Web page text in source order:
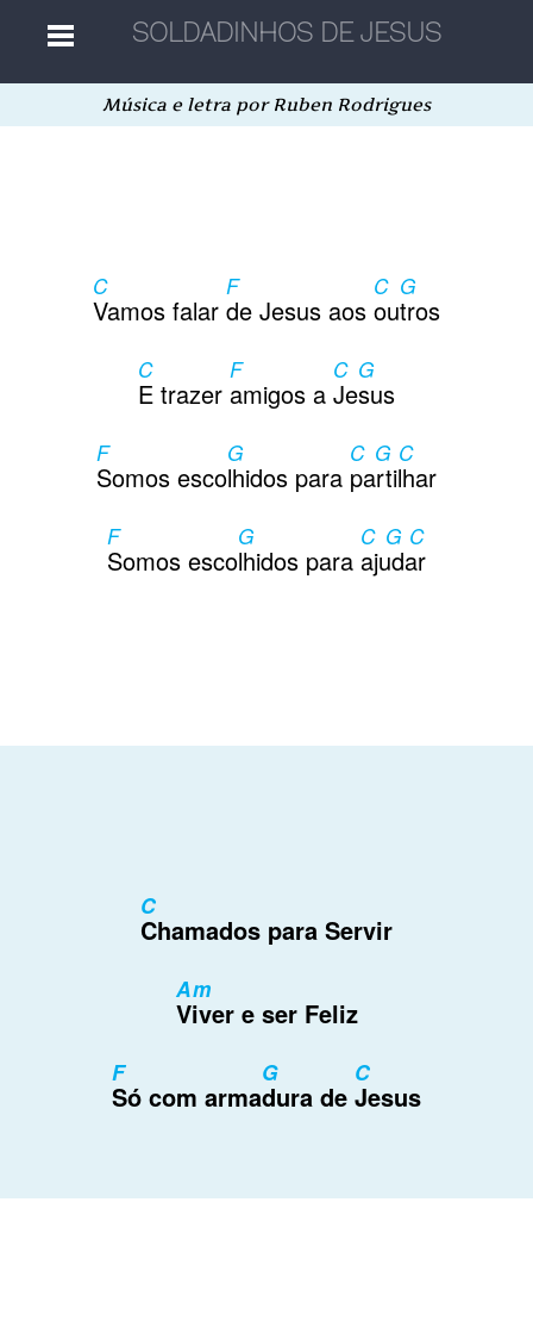
Home
Autores
Separatas
Aleatória
Contactos
Música e letra por Ruben Rodrigues
C
Vamos falar
F
de Jesus aos
C
ou
G
tros
C
E trazer
F
amigos a
C
Je
G
sus
F
Somos esco
G
lhidos para
C G C
partilhar
F
Somos esco
G
lhidos para
C G C
ajudar
C
Chamados para Servir
Am
Viver e ser Feliz
F
Só com arma
G
dura de
C
Jesus